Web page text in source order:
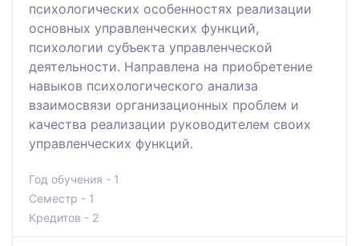
психологических особенностях реализации
основных управленческих функций,
психологии субъекта управленческой
деятельности. Направлена на приобретение
навыков психологического анализа
взаимосвязи организационных проблем и
качества реализации руководителем своих
управленческих функций.
Год обучения - 1
Семестр - 1
Кредитов - 2